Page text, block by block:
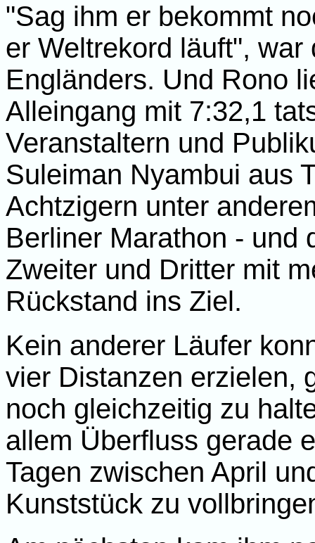
"Sag ihm er bekommt
er Weltrekord läuft",
Engländers. Und Rono
Alleingang mit 7:32,1
Veranstaltern und
Suleiman Nyambui aus
Achtzigern unter
Berliner Marathon - und
Zweiter und Dritter mit
Rückstand ins Ziel.
Kein anderer Läufer
vier Distanzen erzielen,
noch gleichzeitig zu
allem Überfluss gerade
Tagen zwischen April
Kunststück zu